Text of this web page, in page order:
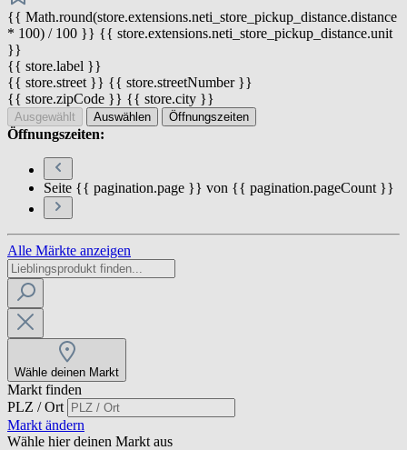
{{ Math.round(store.extensions.neti_store_pickup_distance.distance
* 100) / 100 }} {{ store.extensions.neti_store_pickup_distance.unit
}}
{{ store.label }}
{{ store.street }} {{ store.streetNumber }}
{{ store.zipCode }} {{ store.city }}
Ausgewählt Auswählen Öffnungszeiten
Öffnungszeiten:
Seite {{ pagination.page }} von {{ pagination.pageCount }}
Alle Märkte anzeigen
Wähle deinen Markt
Markt finden
PLZ / Ort
Markt ändern
Wähle hier deinen Markt aus